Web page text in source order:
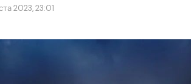
2023, 23:01